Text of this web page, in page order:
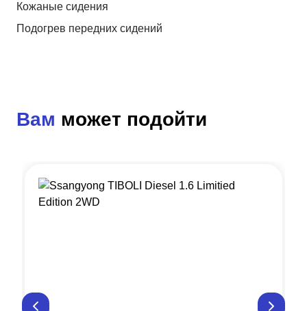
Кожаные сидения
Подогрев передних сидений
Вам может подойти